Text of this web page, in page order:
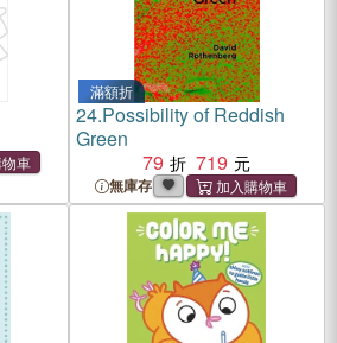
滿額折
24.Possibility of Reddish
Green
79
719
無庫存